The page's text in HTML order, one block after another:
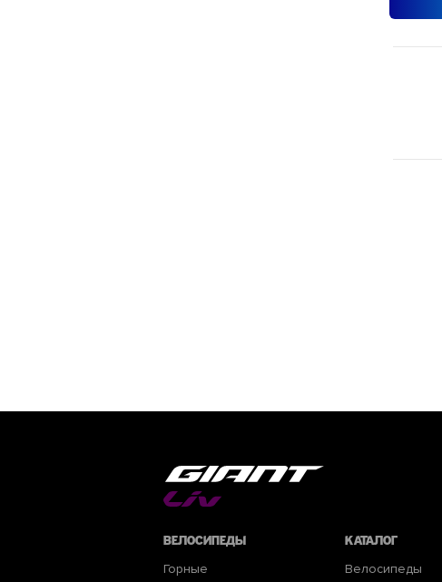
Велосипеды
Горные
Каталог
Велосипеды